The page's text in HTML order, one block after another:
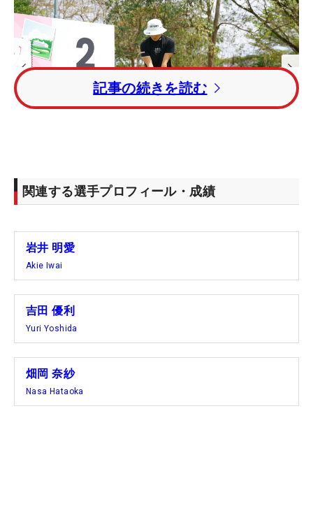
岩井明愛のドライバースイング【正面】 （撮影：福田文平）
岩井明愛のドライバースイング【後方】
記事の続きを読む
関連する選手プロフィール・成績
岩井 明愛
Akie Iwai
吉田 優利
Yuri Yoshida
畑岡 奈紗
Nasa Hataoka